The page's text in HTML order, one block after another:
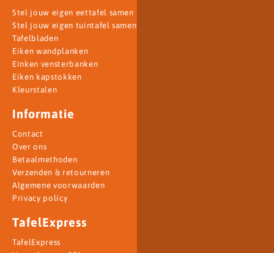
Stel jouw eigen eettafel samen
Stel jouw eigen tuintafel samen
Tafelbladen
Eiken wandplanken
Einken vensterbanken
Eiken kapstokken
Kleurstalen
Informatie
Contact
Over ons
Betaalmethoden
Verzenden & retourneren
Algemene voorwaarden
Privacy policy
TafelExpress
TafelExpress